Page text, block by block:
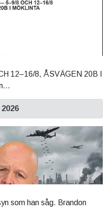
12–16/8, ÅSVÄGEN 20B I
som han såg. Brandon